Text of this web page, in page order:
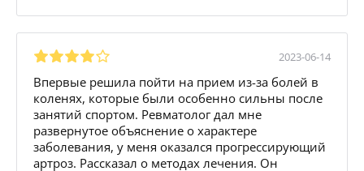
2023-06-14
Впервые решила пойти на прием из-за болей в
коленях, которые были особенно сильны после
занятий спортом. Ревматолог дал мне
развернутое объяснение о характере
заболевания, у меня оказался прогрессирующий
артроз. Рассказал о методах лечения. Он